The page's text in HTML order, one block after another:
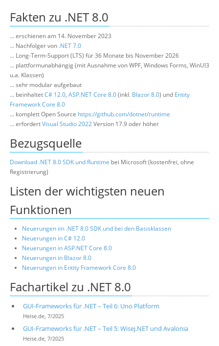
Über uns
Fakten zu .NET 8.0
… erschienen am 14. November 2023
… Nachfolger von .NET 7.0
… Long-Term-Support (LTS) für 36 Monate bis November 2026
… plattformunabhängig (mit Ausnahme von WPF, Windows Forms, WinUI3
u.a. Klassen)
… sehr modular aufgebaut
… beinhaltetC# 12.0, ASP.NET Core 8.0(inkl. Blazor 8.0) und Entity
Framework Core 8.0
… komplett Open Source https://github.com/dotnet/runtime
… erfordertVisual Studio 2022Version 17.9 oder höher
Bezugsquelle
Download .NET 8.0 SDK und Runtime bei Microsoft (kostenfrei, ohne
Registrierung)
Listen der wichtigsten neuen
Funktionen
Neuerungen im .NET 8.0 SDK und bei den Basisklassen
Neuerungen in C# 12.0
Neuerungen in ASP.NET Core 8.0
Neuerungen in Blazor 8.0
Neuerungen in Entity Framework Core 8.0
Fachartikel zu .NET 8.0
GUI-Frameworks für .NET – Teil 6: Uno Platform
Heise.de, 7/2025
GUI-Frameworks für .NET – Teil 5: Wisej.NET und Avalonia
Heise.de, 7/2025